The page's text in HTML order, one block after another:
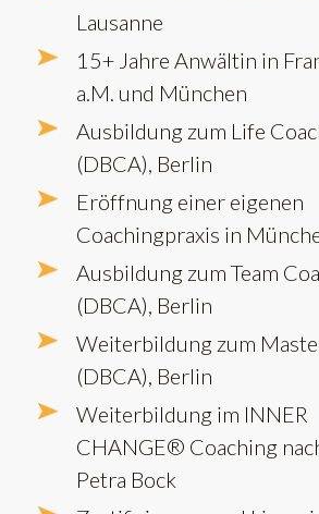
Lausanne
15+ Jahre Anwältin in
a.M. und München
Ausbildung zum Life
(DBCA), Berlin
Eröffnung einer eigenen
Coachingpraxis in
Ausbildung zum Team
(DBCA), Berlin
Weiterbildung zum
(DBCA), Berlin
Weiterbildung im INNER
CHANGE® Coaching
Petra Bock